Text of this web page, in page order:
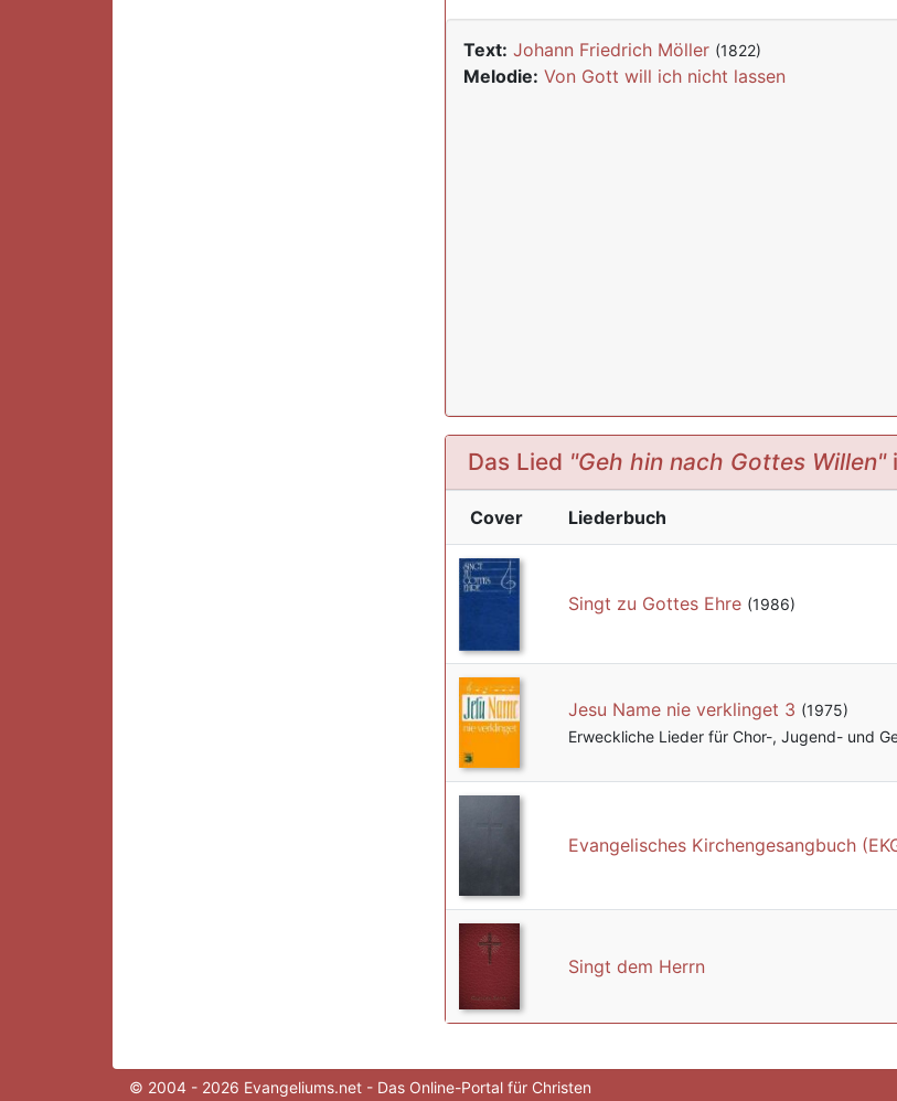
Text: Johann Friedrich Möller (1822)
Melodie: Von Gott will ich nicht lassen
Das Lied "Geh hin nach Gottes Willen"
Cover Liederbuch
Singt zu Gottes Ehre (1986)
Jesu Name nie verklinget 3 (1975)
Erweckliche Lieder für Chor-, Jugend- und
Evangelisches Kirchengesangbuch
Singt dem Herrn
© 2004 - 2026 Evangeliums.net - Das Online-Portal für Christen